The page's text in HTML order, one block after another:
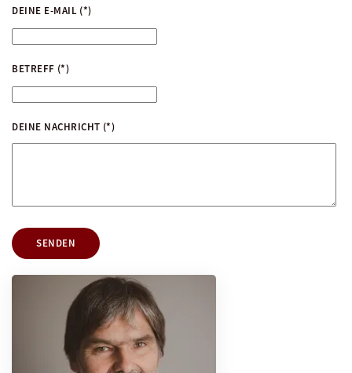
DEINE E-MAIL (*)
BETREFF (*)
DEINE NACHRICHT (*)
SENDEN